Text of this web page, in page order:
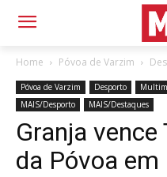
Home Póvoa de Varzim
Póvoa de Varzim Desporto
MAIS/Desporto
MAIS/Destaques
Granja vence
da Póvoa em